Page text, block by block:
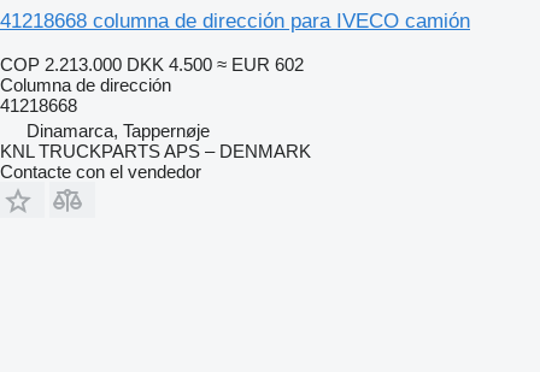
41218668 columna de dirección para IVECO camión
COP 2.213.000 DKK 4.500 ≈ EUR 602
Columna de dirección
41218668
Dinamarca, Tappernøje
KNL TRUCKPARTS APS – DENMARK
Contacte con el vendedor